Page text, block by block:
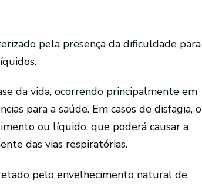
pela presença da dificuldade para
da vida, ocorrendo principalmente em
para a saúde. Em casos de disfagia, o
ou líquido, que poderá causar a
das vias respiratórias.
pelo envelhecimento natural de